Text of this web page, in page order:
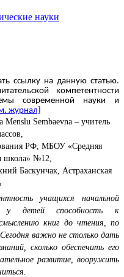
науки
ссылку на данную статью.
компетентности
современной науки и
журнал}
Sembaevna – учитель
РФ, МБОУ «Средняя
школа» №12,
Баскунчак, Астраханская
учащихся начальной
детей способность к
книг до чтения, по
важно не столько дать
сколько обеспечить его
развитие, вооружить